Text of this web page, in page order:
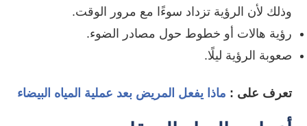
وذلك لأن الرؤية تزداد سوءًا مع مرور الوقت.
رؤية هالات أو خطوط حول مصادر الضوء.
صعوبة الرؤية ليلًا.
تعرف على : ماذا يفعل المريض بعد عملية المياه البيضاء